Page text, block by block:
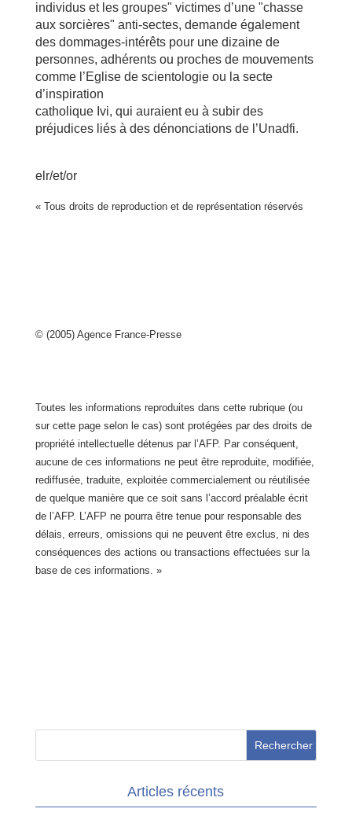
individus et les groupes" victimes d’une "chasse
aux sorcières" anti-sectes, demande également
des dommages-intérêts pour une dizaine de
personnes, adhérents ou proches de mouvements
comme l’Eglise de scientologie ou la secte
d’inspiration
catholique Ivi, qui auraient eu à subir des
préjudices liés à des dénonciations de l’Unadfi.
elr/et/or
« Tous droits de reproduction et de représentation réservés
© (2005) Agence France-Presse
Toutes les informations reproduites dans cette rubrique (ou
sur cette page selon le cas) sont protégées par des droits de
propriété intellectuelle détenus par l’AFP. Par conséquent,
aucune de ces informations ne peut être reproduite, modifiée,
rediffusée, traduite, exploitée commercialement ou réutilisée
de quelque manière que ce soit sans l’accord préalable écrit
de l’AFP. L’AFP ne pourra être tenue pour responsable des
délais, erreurs, omissions qui ne peuvent être exclus, ni des
conséquences des actions ou transactions effectuées sur la
base de ces informations. »
Articles récents